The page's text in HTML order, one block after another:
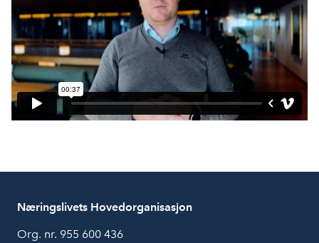
Næringslivets Hovedorganisasjon
Org. nr. 955 600 436